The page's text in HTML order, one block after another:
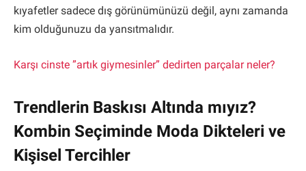
kıyafetler sadece dış görünümünüzü değil, aynı zamanda
kim olduğunuzu da yansıtmalıdır.
Karşı cinste ”artık giymesinler” dedirten parçalar neler?
Trendlerin Baskısı Altında mıyız?
Kombin Seçiminde Moda Dikteleri ve
Kişisel Tercihler